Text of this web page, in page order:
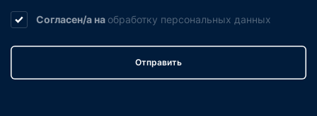
Согласен/а на обработку персональных данных
Отправить